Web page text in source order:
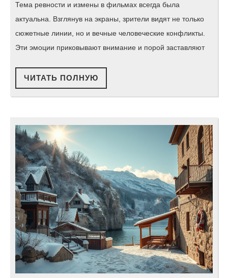
и
измен
в
что
скрывает
часть
таких
сюжетов?
Тема ревности и измены в фильмах всегда была
актуальна. Взглянув на экраны, зрители видят не только
сюжетные линии, но и вечные человеческие конфликты.
Эти эмоции приковывают внимание и порой заставляют
ЧИТАТЬ ПОЛНУЮ
ПОЛНУЮ